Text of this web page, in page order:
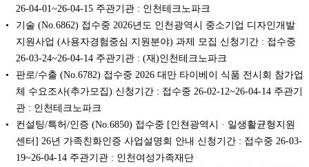
26-04-01~26-04-15 주관기관 : 인천테크노파크
기술 (No.6862) 접수중 2026년도 인천광역시 중소기업 디자인개발
지원사업 (사용자경험중심 지원분야) 과제 모집 신청기간 : 접수중
26-03-24~26-04-14 주관기관 : (재)인천테크노파크
판로/수출 (No.6782) 접수중 2026 대만 타이베이 식품 전시회 참가업
체 수요조사(추가모집) 신청기간 : 접수중 26-02-12~26-04-14 주관기
관 : 인천테크노파크
컨설팅/특허/인증 (No.6850) 접수중 [인쳔광역시 · 일생활균형지원
센터] 26년 가족친화인증 사업설명회 안내 신청기간 : 접수중 26-03-
19~26-04-14 주관기관 : 인천여성가족재단